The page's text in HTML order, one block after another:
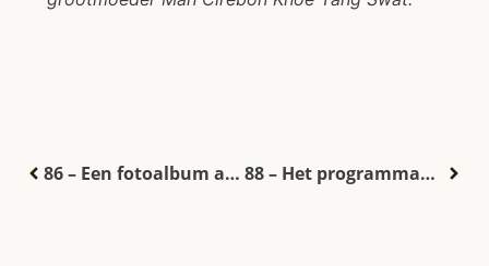
86 – Een fotoalbum als afscheid 88 – Het programmaboekje bij het 50-jarig jubileum van Chung Hwa Hui